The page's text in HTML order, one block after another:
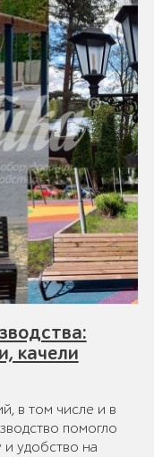
качели
в том числе и в
помогло
и удобство на